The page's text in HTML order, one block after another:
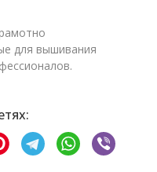
для вышивания